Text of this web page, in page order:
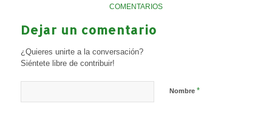
COMENTARIOS
Dejar un comentario
¿Quieres unirte a la conversación?
Siéntete libre de contribuir!
Nombre *